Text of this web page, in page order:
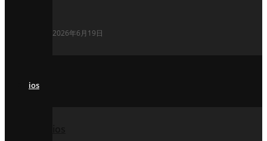
2026年6月19日
ios